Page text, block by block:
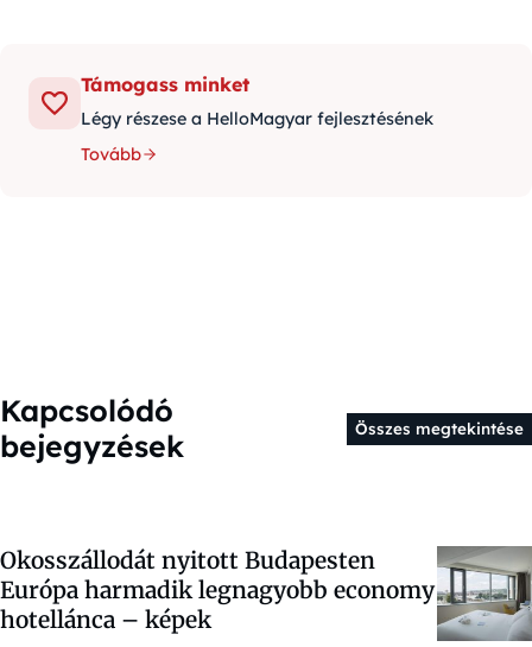
Támogass minket
Légy részese a HelloMagyar fejlesztésének
Tovább
Kapcsolódó
bejegyzések
Összes megtekintése
Okosszállodát nyitott Budapesten
Európa harmadik legnagyobb economy
hotellánca – képek